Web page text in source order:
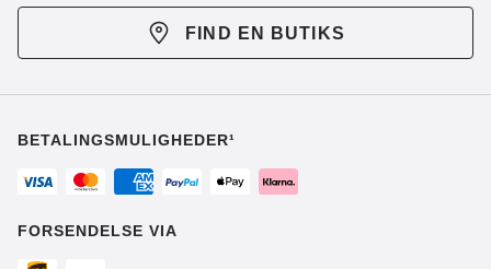
FIND EN BUTIKS
BETALINGSMULIGHEDER¹
FORSENDELSE VIA